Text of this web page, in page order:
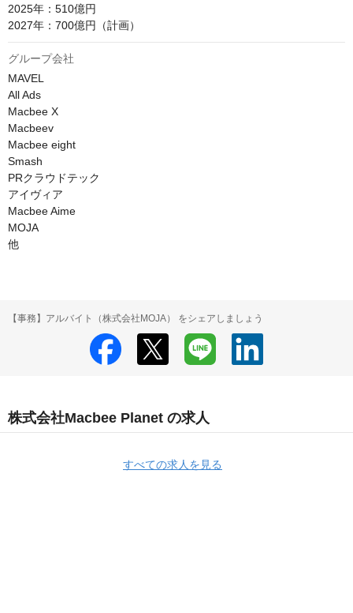
2025年：510億円
2027年：700億円（計画）
グループ会社
MAVEL
All Ads
Macbee X
Macbeev
Macbee eight
Smash
PRクラウドテック
アイヴィア
Macbee Aime
MOJA
他
【事務】アルバイト（株式会社MOJA） をシェアしましょう
株式会社Macbee Planet の求人
すべての求人を見る